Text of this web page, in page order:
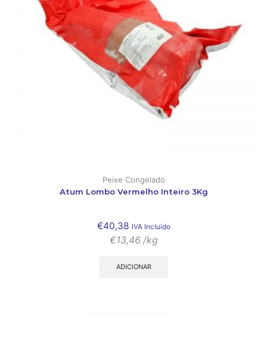
Peixe Congelado
Atum Lombo Vermelho Inteiro 3Kg
€40,38 IVA Incluído
€13,46 /kg
ADICIONAR